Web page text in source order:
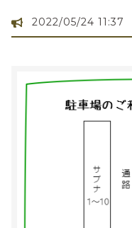
2022/05/24 11:37